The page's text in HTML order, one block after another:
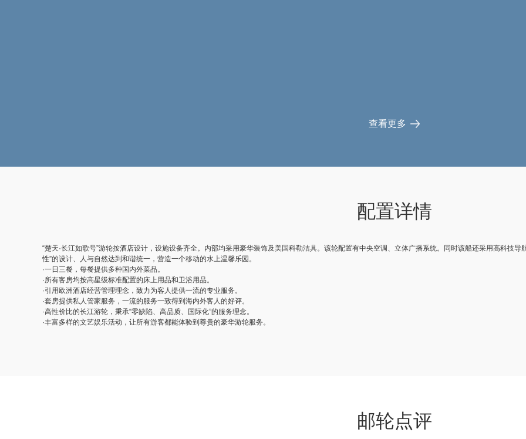
了解更多
查看更多
配置详情
“楚天·长江如歌号”游轮按酒店设计，设施设备齐全。内部均采用豪华装饰及美国科勒洁具。该轮配置有中央空调、立体广播系统。同时该船还采用高科技导
性”的设计、人与自然达到和谐统一，营造一个移动的水上温馨乐园。
·一日三餐，每餐提供多种国内外菜品。
·所有客房均按高星级标准配置的床上用品和卫浴用品。
·引用欧洲酒店经营管理理念，致力为客人提供一流的专业服务。
·套房提供私人管家服务，一流的服务一致得到海内外客人的好评。
·高性价比的长江游轮，秉承“零缺陷、高品质、国际化”的服务理念。
·丰富多样的文艺娱乐活动，让所有游客都能体验到尊贵的豪华游轮服务。
邮轮点评